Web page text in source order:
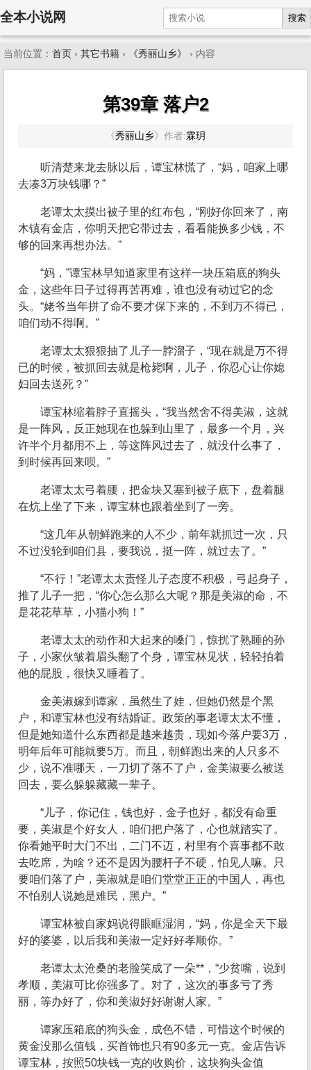
全本小说网 搜索
当前位置： 首页 › 其它书籍 › 《秀丽山乡》 › 内容
第39章 落户2
《秀丽山乡》 作者:霖玥
听清楚来龙去脉以后，谭宝林慌了，“妈，咱家上哪
去凑3万块钱哪？”
老谭太太摸出被子里的红布包，“刚好你回来了，南
木镇有金店，你明天把它带过去，看看能换多少钱，不
够的回来再想办法。”
“妈，”谭宝林早知道家里有这样一块压箱底的狗头
金，这些年日子过得再苦再难，谁也没有动过它的念
头。“姥爷当年拼了命不要才保下来的，不到万不得已，
咱们动不得啊。”
老谭太太狠狠抽了儿子一脖溜子，“现在就是万不得
已的时候，被抓回去就是枪毙啊，儿子，你忍心让你媳
妇回去送死？”
谭宝林缩着脖子直摇头，“我当然舍不得美淑，这就
是一阵风，反正她现在也躲到山里了，最多一个月，兴
许半个月都用不上，等这阵风过去了，就没什么事了，
到时候再回来呗。”
老谭太太弓着腰，把金块又塞到被子底下，盘着腿
在炕上坐了下来，谭宝林也跟着坐到了一旁。
“这几年从朝鲜跑来的人不少，前年就抓过一次，只
不过没轮到咱们县，要我说，挺一阵，就过去了。”
“不行！”老谭太太责怪儿子态度不积极，弓起身子，
推了儿子一把，“你心怎么那么大呢？那是美淑的命，不
是花花草草，小猫小狗！”
老谭太太的动作和大起来的嗓门，惊扰了熟睡的孙
子，小家伙皱着眉头翻了个身，谭宝林见状，轻轻拍着
他的屁股，很快又睡着了。
金美淑嫁到谭家，虽然生了娃，但她仍然是个黑
户，和谭宝林也没有结婚证。政策的事老谭太太不懂，
但是她知道什么东西都是越来越贵，现如今落户要3万，
明年后年可能就要5万。而且，朝鲜跑出来的人只多不
少，说不准哪天，一刀切了落不了户，金美淑要么被送
回去，要么躲躲藏藏一辈子。
“儿子，你记住，钱也好，金子也好，都没有命重
要，美淑是个好女人，咱们把户落了，心也就踏实了。
你看她平时大门不出，二门不迈，村里有个喜事都不敢
去吃席，为啥？还不是因为腰杆子不硬，怕见人嘛。只
要咱们落了户，美淑就是咱们堂堂正正的中国人，再也
不怕别人说她是难民，黑户。”
谭宝林被自家妈说得眼眶湿润，“妈，你是全天下最
好的婆婆，以后我和美淑一定好好孝顺你。”
老谭太太沧桑的老脸笑成了一朵**，“少贫嘴，说到
孝顺，美淑可比你强多了。对了，这次的事多亏了秀
丽，等办好了，你和美淑好好谢谢人家。”
谭家压箱底的狗头金，成色不错，可惜这个时候的
黄金没那么值钱，买首饰也只有90多元一克。金店告诉
谭宝林，按照50块钱一克的收购价，这块狗头金值